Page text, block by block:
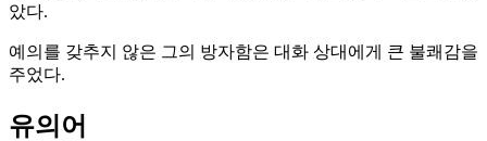
았다.
예의를 갖추지 않은 그의 방자함은 대화 상대에게 큰 불쾌감을
주었다.
유의어